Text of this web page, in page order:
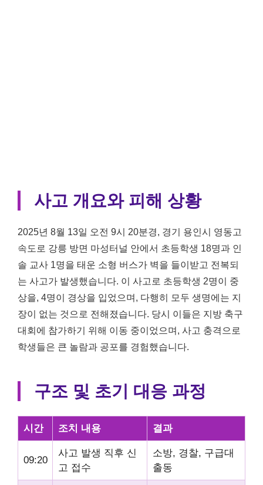
사고 개요와 피해 상황
2025년 8월 13일 오전 9시 20분경, 경기 용인시 영동고
속도로 강릉 방면 마성터널 안에서 초등학생 18명과 인
솔 교사 1명을 태운 소형 버스가 벽을 들이받고 전복되
는 사고가 발생했습니다. 이 사고로 초등학생 2명이 중
상을, 4명이 경상을 입었으며, 다행히 모두 생명에는 지
장이 없는 것으로 전해졌습니다. 당시 이들은 지방 축구
대회에 참가하기 위해 이동 중이었으며, 사고 충격으로
학생들은 큰 놀람과 공포를 경험했습니다.
구조 및 초기 대응 과정
시간 조치 내용 결과
09:20
사고 발생 직후 신
고 접수
소방, 경찰, 구급대
출동